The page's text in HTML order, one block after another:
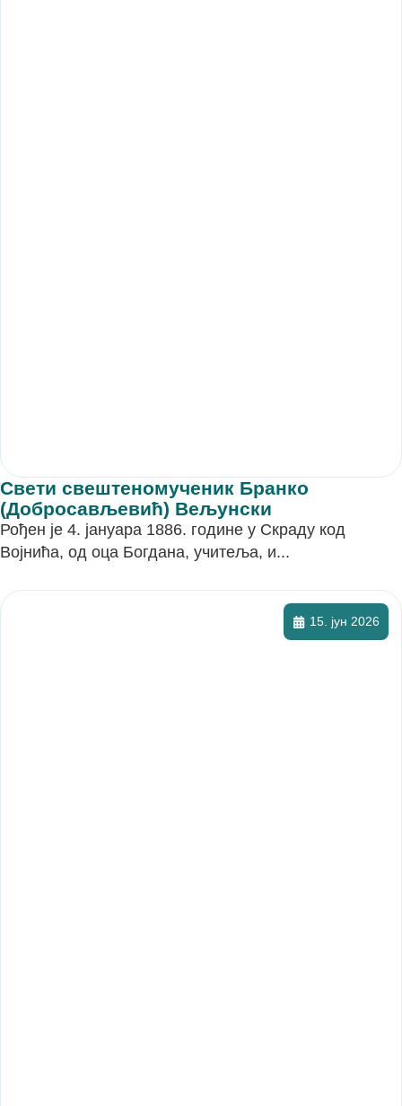
Свети свештеномученик Бранко
(Добросављевић) Вељунски
Рођен је 4. јануара 1886. године у Скраду код
Војнића, од оца Богдана, учитеља, и...
15. јун 2026